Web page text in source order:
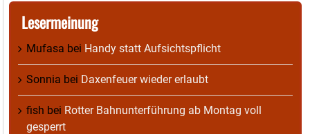
Lesermeinung
Mufasa bei Handy statt Aufsichtspflicht
Sonnia bei Daxenfeuer wieder erlaubt
fish bei Rotter Bahnunterführung ab Montag voll
gesperrt